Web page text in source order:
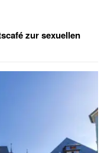
zur sexuellen